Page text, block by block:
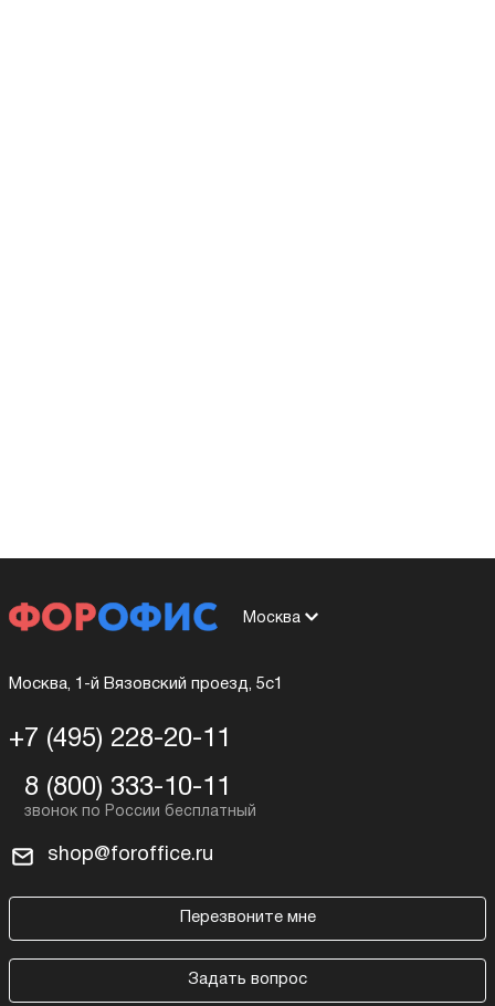
Москва
Москва, 1-й Вязовский проезд, 5с1
+7 (495) 228-20-11
8 (800) 333-10-11
shop@foroffice.ru
Перезвоните мне
Задать вопрос